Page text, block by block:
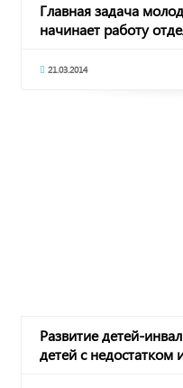
Главная задача
начинает работу
21.03.2014
Развитие детей-
детей с недостатком